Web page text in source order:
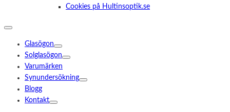
Cookies på Hultinsoptik.se
Glasögon
Solglasögon
Varumärken
Synundersökning
Blogg
Kontakt